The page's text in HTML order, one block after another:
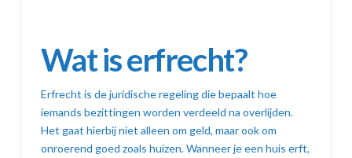
Wat is erfrecht?
Erfrecht is de juridische regeling die bepaalt hoe
iemands bezittingen worden verdeeld na overlijden.
Het gaat hierbij niet alleen om geld, maar ook om
onroerend goed zoals huizen. Wanneer je een huis erft,